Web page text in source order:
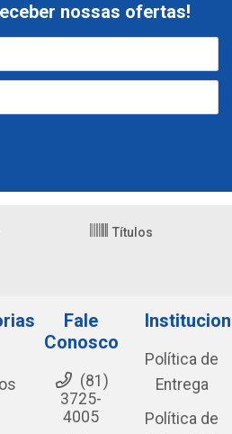
nossas ofertas!
Títulos
Fale
Conosco
(81)
3725-
4005
Política de
Entrega
Política de